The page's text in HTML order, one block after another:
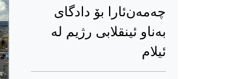
چەمەن‌ئارا بۆ دادگای
بەناو ئینقلابی رژیم لە
ئیلام